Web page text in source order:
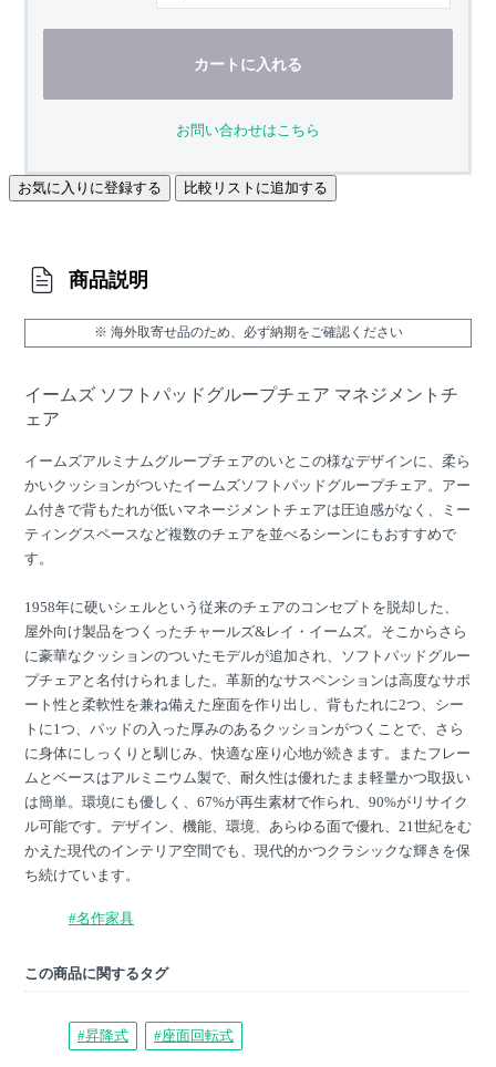
カートに入れる
お問い合わせはこちら
お気に入りに登録する 比較リストに追加する
商品説明
※ 海外取寄せ品のため、必ず納期をご確認ください
イームズ ソフトパッドグループチェア マネジメントチ
ェア
イームズアルミナムグループチェアのいとこの様なデザインに、柔ら
かいクッションがついたイームズソフトパッドグループチェア。アー
ム付きで背もたれが低いマネージメントチェアは圧迫感がなく、ミー
ティングスペースなど複数のチェアを並べるシーンにもおすすめで
す。
1958年に硬いシェルという従来のチェアのコンセプトを脱却した、
屋外向け製品をつくったチャールズ&レイ・イームズ。そこからさら
に豪華なクッションのついたモデルが追加され、ソフトパッドグルー
プチェアと名付けられました。革新的なサスペンションは高度なサポ
ート性と柔軟性を兼ね備えた座面を作り出し、背もたれに2つ、シー
トに1つ、パッドの入った厚みのあるクッションがつくことで、さら
に身体にしっくりと馴じみ、快適な座り心地が続きます。またフレー
ムとベースはアルミニウム製で、耐久性は優れたまま軽量かつ取扱い
は簡単。環境にも優しく、67%が再生素材で作られ、90%がリサイク
ル可能です。デザイン、機能、環境、あらゆる面で優れ、21世紀をむ
かえた現代のインテリア空間でも、現代的かつクラシックな輝きを保
ち続けています。
#名作家具
この商品に関するタグ
#昇降式 #座面回転式